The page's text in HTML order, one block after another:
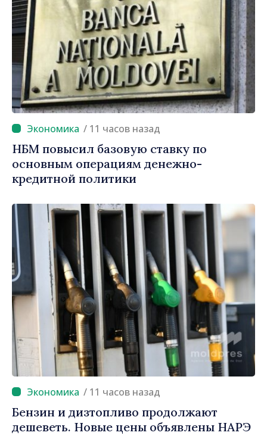
/ 11 часов назад
НБМ повысил базовую ставку по
основным операциям денежно-
кредитной политики
/ 11 часов назад
Бензин и дизтопливо продолжают
дешеветь. Новые цены объявлены НАРЭ